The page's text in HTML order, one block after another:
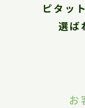
ピタッ
選ば
お